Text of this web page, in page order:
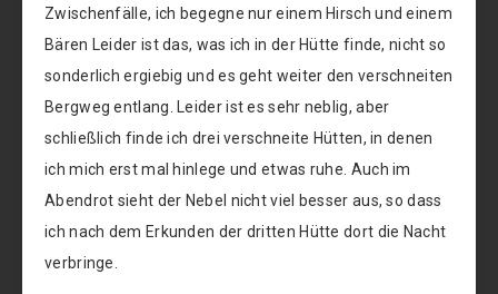
Zwischenfälle, ich begegne nur einem Hirsch und einem
Bären Leider ist das, was ich in der Hütte finde, nicht so
sonderlich ergiebig und es geht weiter den verschneiten
Bergweg entlang. Leider ist es sehr neblig, aber
schließlich finde ich drei verschneite Hütten, in denen
ich mich erst mal hinlege und etwas ruhe. Auch im
Abendrot sieht der Nebel nicht viel besser aus, so dass
ich nach dem Erkunden der dritten Hütte dort die Nacht
verbringe.